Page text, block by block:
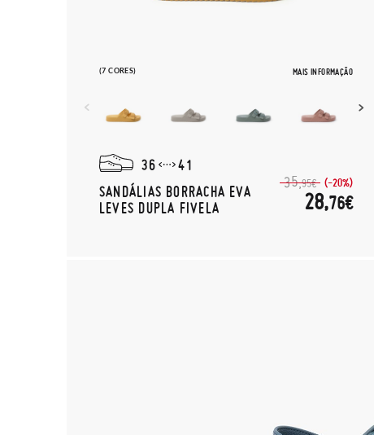
(7 CORES) MAIS INFORMAÇÃO
36
41
SANDÁLIAS BORRACHA EVA
LEVES DUPLA FIVELA
35,95€ (-20%)
28,76€